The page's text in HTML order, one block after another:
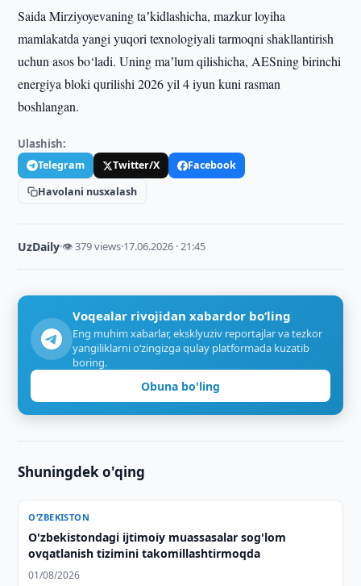
Saida Mirziyoyevaning taʼkidlashicha, mazkur loyiha
mamlakatda yangi yuqori texnologiyali tarmoqni shakllantirish
uchun asos bo‘ladi. Uning maʼlum qilishicha, AESning birinchi
energiya bloki qurilishi 2026 yil 4 iyun kuni rasman
boshlangan.
Ulashish:
Telegram Twitter/X
Facebook
Havolani nusxalash
UzDaily·👁 379 views·17.06.2026 · 21:45
Voqealar rivojidan xabardor bo‘ling
Eng muhim xabarlar, eksklyuziv reportajlar va tezkor
yangiliklarni o‘zingizga qulay platformada kuzatib
boring.
Obuna bo'ling
Shuningdek o'qing
O‘ZBEKISTON
O'zbekistondagi ijtimoiy muassasalar sog'lom
ovqatlanish tizimini takomillashtirmoqda
01/08/2026